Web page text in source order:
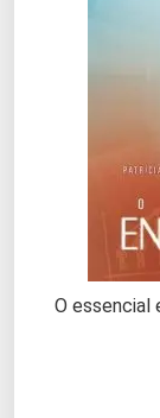
O essencial